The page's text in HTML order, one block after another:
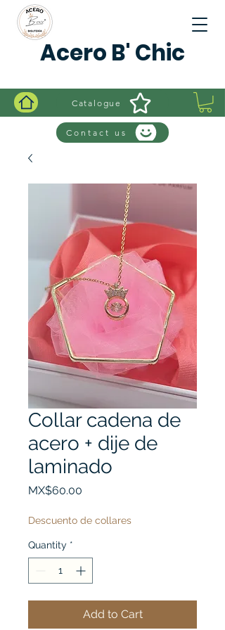
Acero B' Chic
Catalogue
Contact us
Collar cadena de
acero + dije de
laminado
MX$60.00
Descuento de collares
Quantity *
Add to Cart